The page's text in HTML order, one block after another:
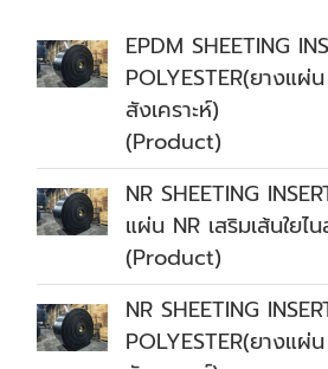
EPDM SHEETING
POLYESTER(ยางแผ่
สังเคราะห์)
(Product)
NR SHEETING
แผ่น NR เสริมเส้นใยไ
(Product)
NR SHEETING
POLYESTER(ยางแผ่